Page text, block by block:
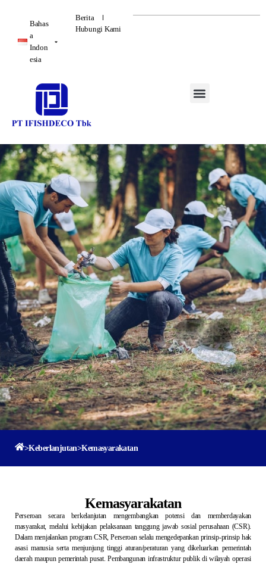
Bahas
a
Indon
esia
Berita
Hubungi Kami
>Keberlanjutan>Kemasyarakatan
Kemasyarakatan
Perseroan secara berkelanjutan mengembangkan potensi dan memberdayakan
masyarakat, melalui kebijakan pelaksanaan tanggung jawab sosial perusahaan (CSR).
Dalam menjalankan program CSR, Perseroan selalu mengedepankan prinsip-prinsip hak
asasi manusia serta menjunjung tinggi aturan/peraturan yang dikeluarkan pemerintah
daerah maupun pemerintah pusat. Pembangunan infrastruktur publik di wilayah operasi